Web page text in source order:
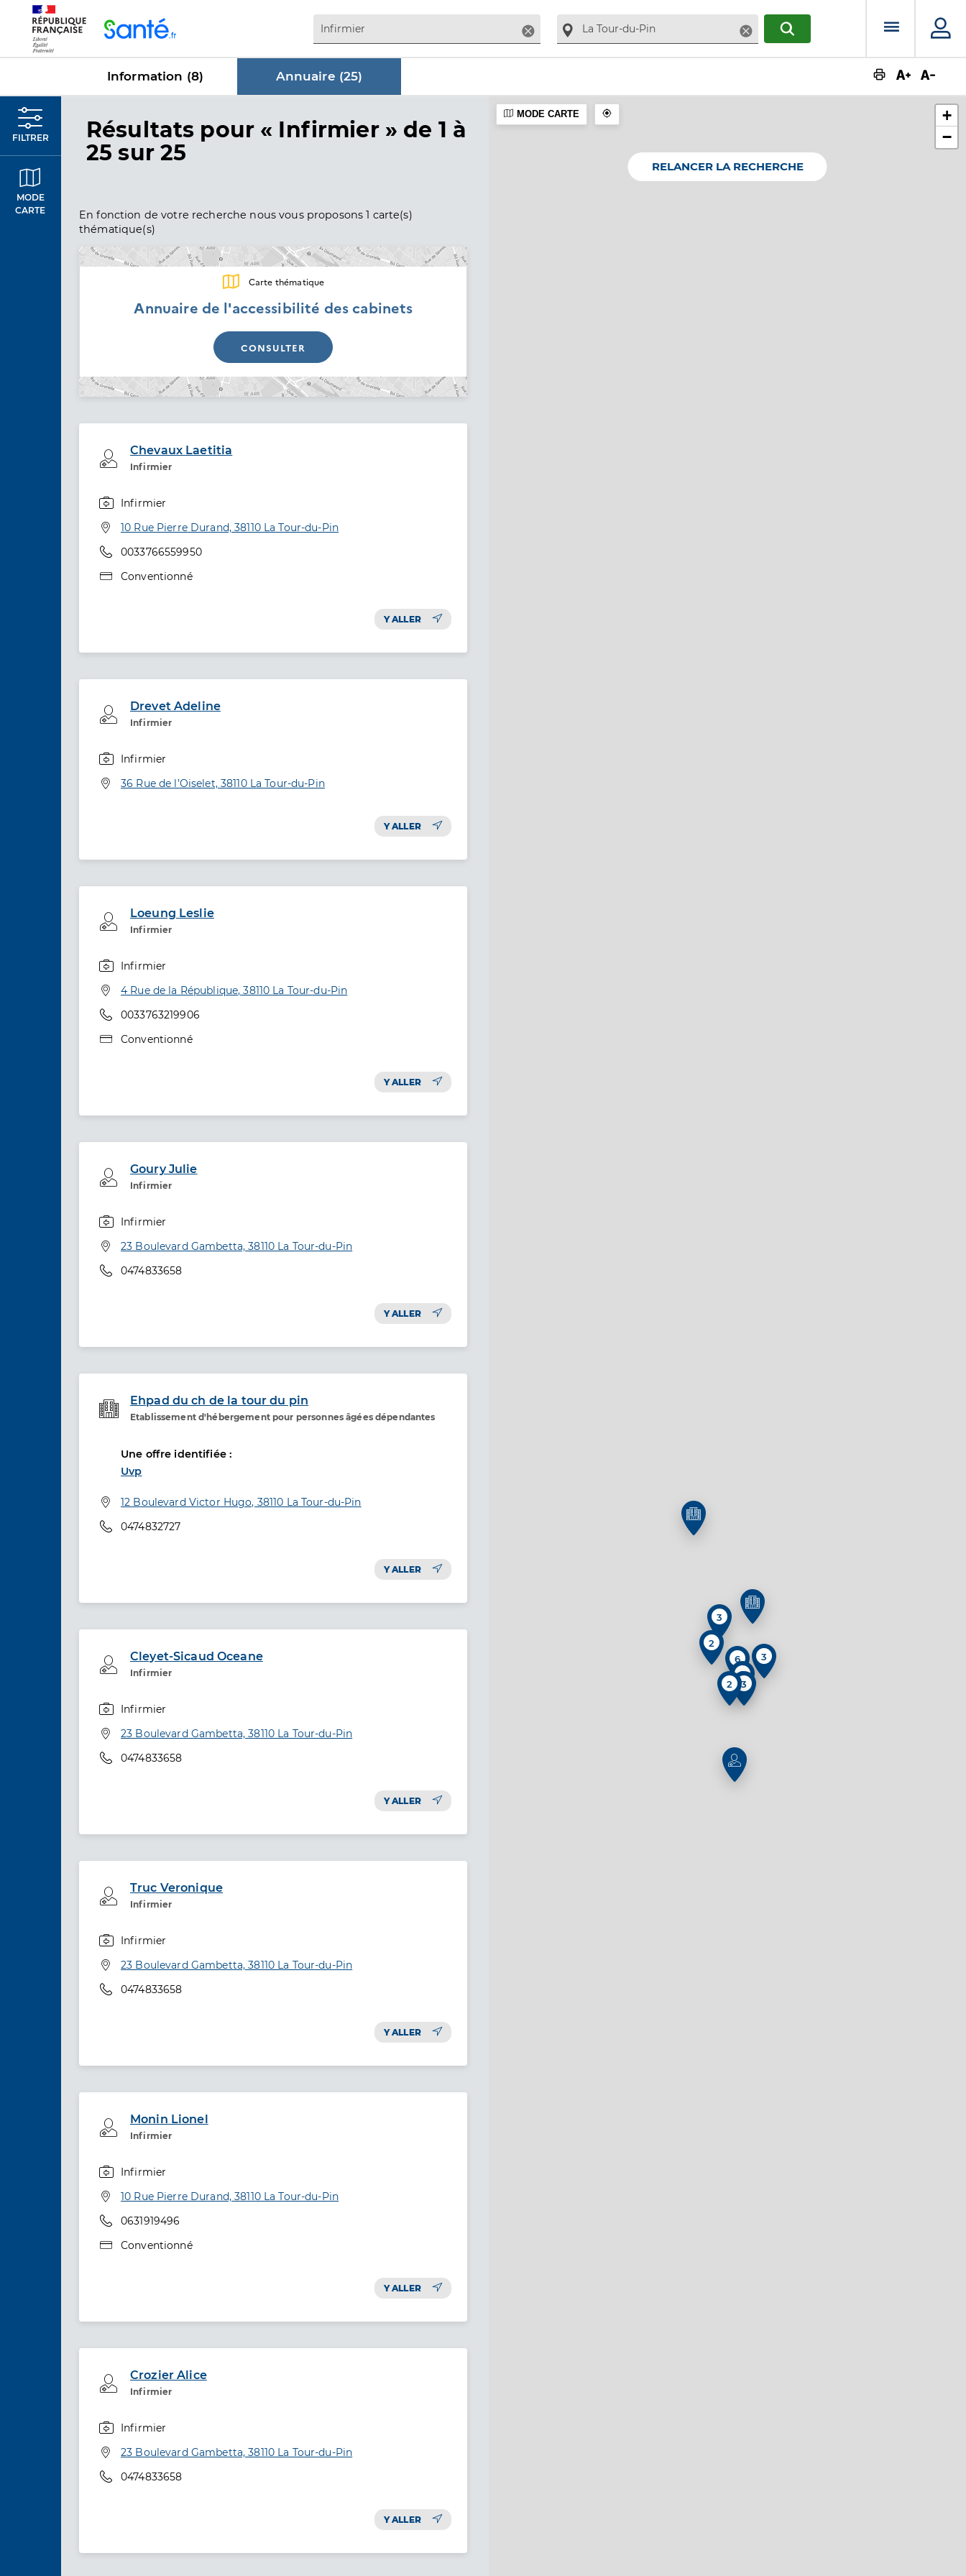
Supprimer SupprimerRECHERCHERMenu
Information (8) Annuaire (25)
FILTRER
MODE
CARTE
Résultats dans Annuaire
pour « Infirmier » de 1 à
25 sur 25
En fonction de votre recherche nous vous proposons 1 carte(s)
thématique(s)
Annuaire de l'accessibilité des cabinets
Carte thématique
CONSULTER
Chevaux Laetitia
Infirmier
Professionel de santé
Infirmier
Adresse
10 Rue Pierre Durand, 38110 La Tour-du-Pin
Téléphone
0033766559950
Type de convention
Conventionné
Y ALLER
Drevet Adeline
Infirmier
Professionel de santé
Infirmier
Adresse
36 Rue de l’Oiselet, 38110 La Tour-du-Pin
Y ALLER
Loeung Leslie
Infirmier
Professionel de santé
Infirmier
Adresse
4 Rue de la République, 38110 La Tour-du-Pin
Téléphone
0033763219906
Type de convention
Conventionné
Y ALLER
Goury Julie
Infirmier
Professionel de santé
Infirmier
Adresse
23 Boulevard Gambetta, 38110 La Tour-du-Pin
Téléphone
0474833658
Y ALLER
Ehpad du ch de la tour du pin
Etablissement d'hébergement pour personnes âgées dépendantes
Etablissement de soins
Une offre identifiée :
Uvp
Adresse
12 Boulevard Victor Hugo, 38110 La Tour-du-Pin
Téléphone
0474832727
Y ALLER
Cleyet-Sicaud Oceane
Infirmier
Professionel de santé
Infirmier
Adresse
23 Boulevard Gambetta, 38110 La Tour-du-Pin
Téléphone
0474833658
Y ALLER
Truc Veronique
Infirmier
Professionel de santé
Infirmier
Adresse
23 Boulevard Gambetta, 38110 La Tour-du-Pin
Téléphone
0474833658
Y ALLER
Monin Lionel
Infirmier
Professionel de santé
Infirmier
Adresse
10 Rue Pierre Durand, 38110 La Tour-du-Pin
Téléphone
0631919496
Type de convention
Conventionné
Y ALLER
Crozier Alice
Infirmier
Professionel de santé
Infirmier
Adresse
23 Boulevard Gambetta, 38110 La Tour-du-Pin
Téléphone
0474833658
Y ALLER
3
3
2
6 3
2
2
+
−
MODE CARTE
RELANCER LA RECHERCHE
Panneau de gestion des cookies